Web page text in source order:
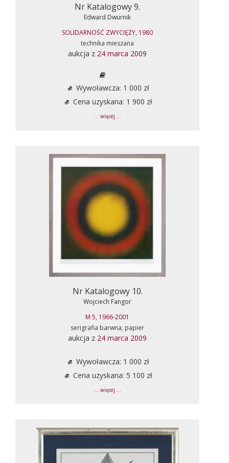
Nr Katalogowy 9.
Edward Dwurnik
SOLIDARNOŚĆ ZWYCIĘŻY, 1980
technika mieszana
aukcja z 24 marca 2009
Wywoławcza: 1 000 zł
Cena uzyskana: 1 900 zł
... więcej ...
Nr Katalogowy 10.
Wojciech Fangor
M 5, 1966-2001
serigrafia barwna, papier
aukcja z 24 marca 2009
Wywoławcza: 1 000 zł
Cena uzyskana: 5 100 zł
... więcej ...